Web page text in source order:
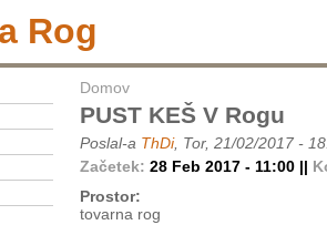
Rog
Domov
PUST KEŠ V Rogu
Poslal-a ThDi, Tor, 21/02/2017 -
Začetek: 28 Feb 2017 - 11:00 ||
Prostor:
tovarna rog